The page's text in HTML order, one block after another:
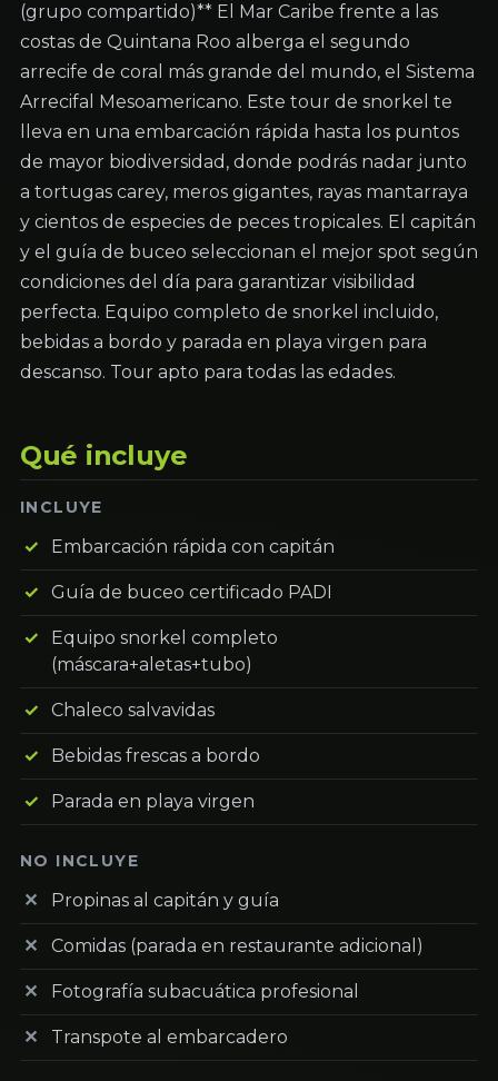
(grupo compartido)** El Mar Caribe frente a las
costas de Quintana Roo alberga el segundo
arrecife de coral más grande del mundo, el Sistema
Arrecifal Mesoamericano. Este tour de snorkel te
lleva en una embarcación rápida hasta los puntos
de mayor biodiversidad, donde podrás nadar junto
a tortugas carey, meros gigantes, rayas mantarraya
y cientos de especies de peces tropicales. El capitán
y el guía de buceo seleccionan el mejor spot según
condiciones del día para garantizar visibilidad
perfecta. Equipo completo de snorkel incluido,
bebidas a bordo y parada en playa virgen para
descanso. Tour apto para todas las edades.
Qué incluye
INCLUYE
Embarcación rápida con capitán
Guía de buceo certificado PADI
Equipo snorkel completo
(máscara+aletas+tubo)
Chaleco salvavidas
Bebidas frescas a bordo
Parada en playa virgen
NO INCLUYE
Propinas al capitán y guía
Comidas (parada en restaurante adicional)
Fotografía subacuática profesional
Transpote al embarcadero